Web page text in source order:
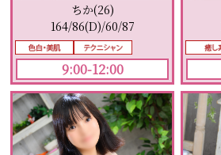
ちか(26)
164/86(D)/60/87
9:00-12:00